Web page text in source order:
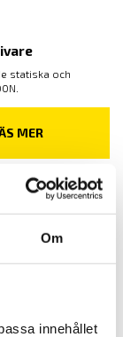
Om
innehållet
statiska och
MER